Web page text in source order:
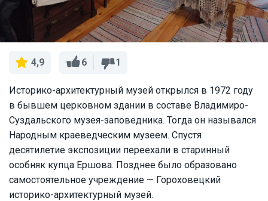
4,9 6 1
Историко-архитектурный музей открылся в 1972 году
в бывшем церковном здании в составе Владимиро-
Суздальского музея-заповедника. Тогда он назывался
Народным краеведческим музеем. Спустя
десятилетие экспозиции переехали в старинный
особняк купца Ершова. Позднее было образовано
самостоятельное учреждение — Гороховецкий
историко-архитектурный музей.